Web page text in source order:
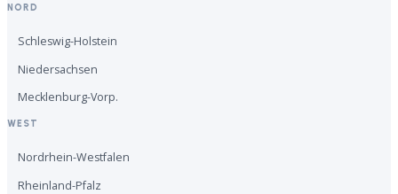
NORD
Schleswig-Holstein
Niedersachsen
Mecklenburg-Vorp.
WEST
Nordrhein-Westfalen
Rheinland-Pfalz